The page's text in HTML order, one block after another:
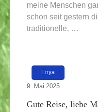
meine Menschen
schon seit gestern
traditionelle, …
Enya
9. Mai 2025
Gute Reise, liebe